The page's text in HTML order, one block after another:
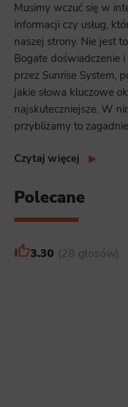
Musimy wczuć się w
informacji czy usług,
naszej strony. Nie jest
Bogate doświadczenie
przez Sunrise System,
jakie słowa kluczowe
najskuteczniejsze. W
przybliżamy to
Czytaj więcej
Polecane
3.30 28 głosów